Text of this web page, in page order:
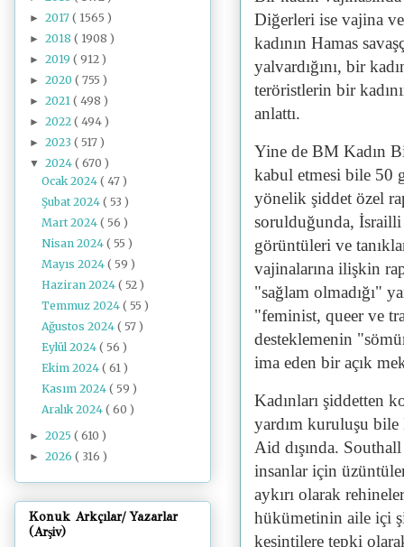
Diğerleri ise vajina
kadının Hamas
yalvardığını, bir
teröristlerin bir
anlattı.
Yine de BM Kadın
kabul etmesi bile 50
yönelik şiddet özel
sorulduğunda, İsrailli
görüntüleri ve
vajinalarına ilişkin
"sağlam olmadığı"
"feminist, queer ve
desteklemenin
ima eden bir açık
Kadınları şiddetten
yardım kuruluşu bile
Aid dışında.
insanlar için
aykırı olarak
hükümetinin aile içi
kesintilere tepki
► 2017 ( 1565 )
► 2018 ( 1908 )
► 2019 ( 912 )
► 2020 ( 755 )
► 2021 ( 498 )
► 2022 ( 494 )
► 2023 ( 517 )
▼ 2024 ( 670 )
Ocak 2024( 47 )
Şubat 2024( 53 )
Mart 2024( 56 )
Nisan 2024( 55 )
Mayıs 2024( 59 )
Haziran 2024( 52 )
Temmuz 2024( 55 )
Ağustos 2024( 57 )
Eylül 2024( 56 )
Ekim 2024( 61 )
Kasım 2024( 59 )
Aralık 2024( 60 )
► 2025 ( 610 )
► 2026 ( 316 )
Konuk Arkçılar/ Yazarlar
(Arşiv)